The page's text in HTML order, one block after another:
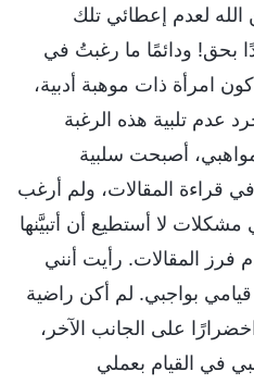
لعدم إعطائي تلك
بحق! ودائمًا ما رغبتُ في
امرأة ذات موهبة أدبية،
عدم تلبية هذه الرغبة
أصبحت سلبية
قراءة المقالات، ولم أرغب
لا أستطيع أن أتبيَّنها
فرز المقالات. رأيت أنني
بواجبي. لم أكن راضية
على الجانب الآخر،
في القيام بعملي